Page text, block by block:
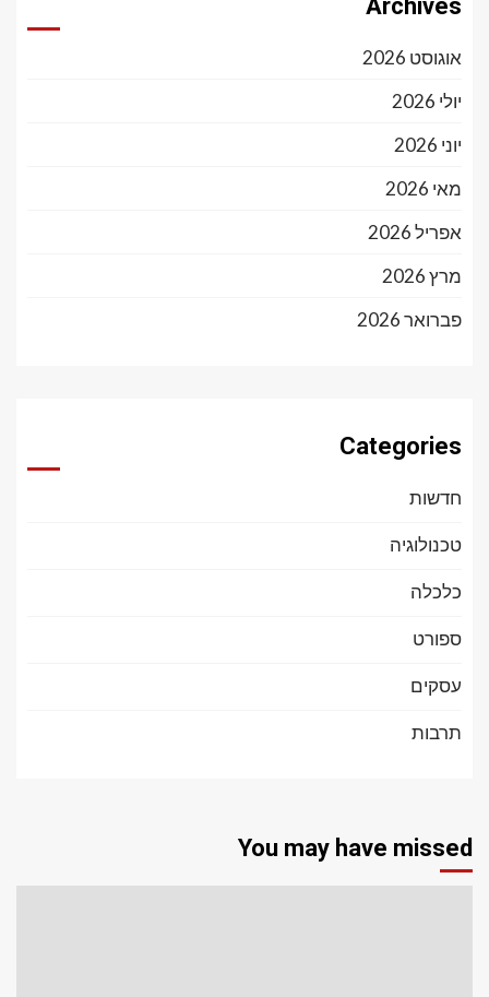
Archives
אוגוסט 2026
יולי 2026
יוני 2026
מאי 2026
אפריל 2026
מרץ 2026
פברואר 2026
Categories
חדשות
טכנולוגיה
כלכלה
ספורט
עסקים
תרבות
You may have missed